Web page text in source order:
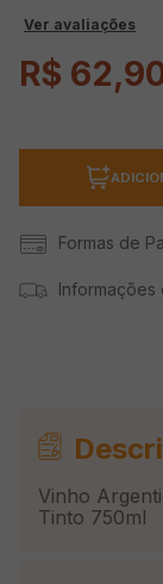
Ver avaliações
R$ 62,
Formas de
Informações
Vinho
Tinto 750ml